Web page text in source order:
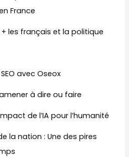
France
les français et la politique
avec Oseox
à dire ou faire
de l’IA pour l’humanité
la nation : Une des pires